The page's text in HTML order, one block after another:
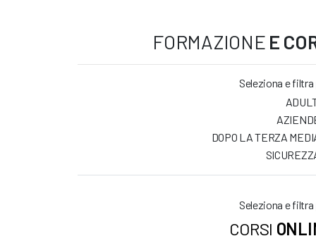
FORMAZIONE E
Seleziona e filtra
DOPO LA TERZA
Seleziona e filtra
CORSI